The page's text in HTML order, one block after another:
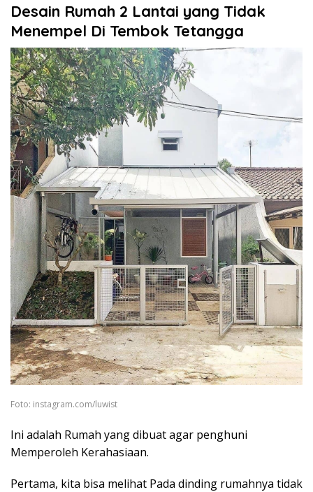
Desain Rumah 2 Lantai yang Tidak
Menempel Di Tembok Tetangga
Foto: instagram.com/luwist
Ini adalah Rumah yang dibuat agar penghuni
Memperoleh Kerahasiaan.
Pertama, kita bisa melihat Pada dinding rumahnya tidak